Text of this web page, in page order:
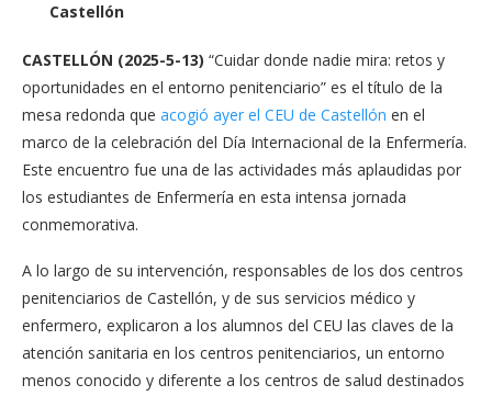
Castellón
CASTELLÓN (2025-5-13) “Cuidar donde nadie mira: retos y
oportunidades en el entorno penitenciario” es el título de la
mesa redonda que acogió ayer el CEU de Castellón en el
marco de la celebración del Día Internacional de la Enfermería.
Este encuentro fue una de las actividades más aplaudidas por
los estudiantes de Enfermería en esta intensa jornada
conmemorativa.
A lo largo de su intervención, responsables de los dos centros
penitenciarios de Castellón, y de sus servicios médico y
enfermero, explicaron a los alumnos del CEU las claves de la
atención sanitaria en los centros penitenciarios, un entorno
menos conocido y diferente a los centros de salud destinados